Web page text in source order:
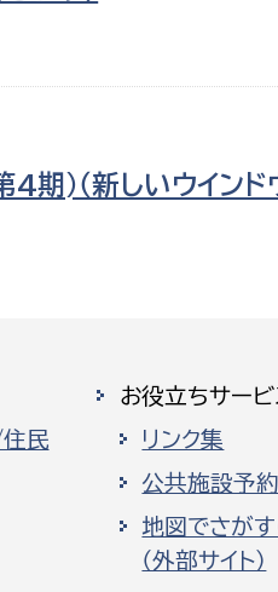
警防計画課
監査事務局
監査事務局
)（新しいウインド
民
お役立ちサービ
リンク集
公共施設予約
地図でさがす
（外部サイト）